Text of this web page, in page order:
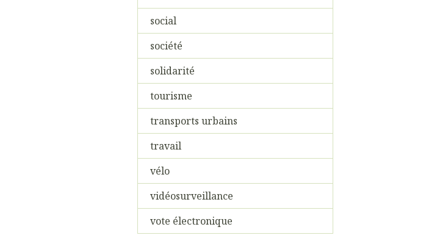
social
société
solidarité
tourisme
transports urbains
travail
vélo
vidéosurveillance
vote électronique